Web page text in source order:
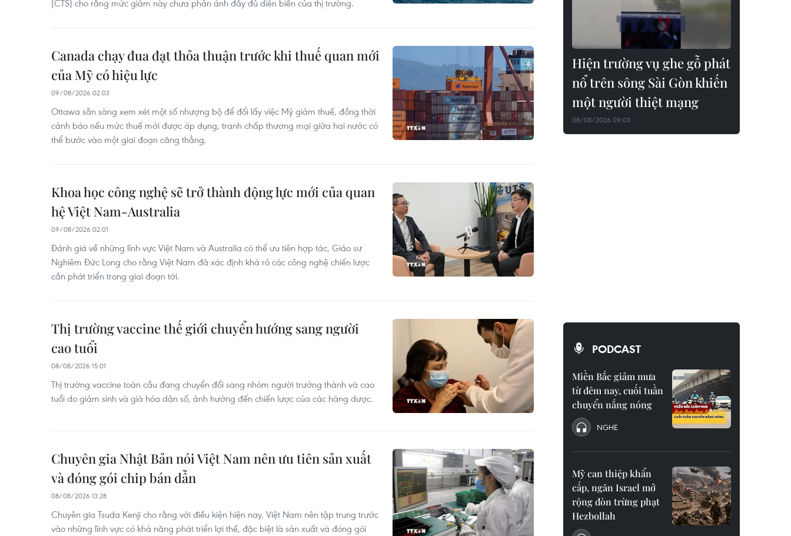
(CTS) cho rằng mức giảm này chưa phản ánh đầy đủ diễn biến của thị trường.
Canada chạy đua đạt thỏa thuận trước khi thuế quan mới
của Mỹ có hiệu lực
09/08/2026 02:03
Ottawa sẵn sàng xem xét một số nhượng bộ để đổi lấy việc Mỹ giảm thuế, đồng thời
cảnh báo nếu mức thuế mới được áp dụng, tranh chấp thương mại giữa hai nước có
thể bước vào một giai đoạn căng thẳng.
Khoa học công nghệ sẽ trở thành động lực mới của quan
hệ Việt Nam-Australia
09/08/2026 02:01
Đánh giá về những lĩnh vực Việt Nam và Australia có thể ưu tiên hợp tác, Giáo sư
Nghiêm Đức Long cho rằng Việt Nam đã xác định khá rõ các công nghệ chiến lược
cần phát triển trong giai đoạn tới.
Thị trường vaccine thế giới chuyển hướng sang người
cao tuổi
08/08/2026 15:01
Thị trường vaccine toàn cầu đang chuyển đổi sang nhóm người trưởng thành và cao
tuổi do giảm sinh và già hóa dân số, ảnh hưởng đến chiến lược của các hãng dược.
Chuyên gia Nhật Bản nói Việt Nam nên ưu tiên sản xuất
và đóng gói chip bán dẫn
08/08/2026 13:28
Chuyên gia Tsuda Kenji cho rằng với điều kiện hiện nay, Việt Nam nên tập trung trước
vào những lĩnh vực có khả năng phát triển lợi thế, đặc biệt là sản xuất và đóng gói
Hiện trường vụ ghe gỗ phát
nổ trên sông Sài Gòn khiến
một người thiệt mạng
08/08/2026 09:03
PODCAST
Miền Bắc giảm mưa
từ đêm nay, cuối tuần
chuyển nắng nóng
NGHE
Mỹ can thiệp khẩn
cấp, ngăn Israel mở
rộng đòn trừng phạt
Hezbollah